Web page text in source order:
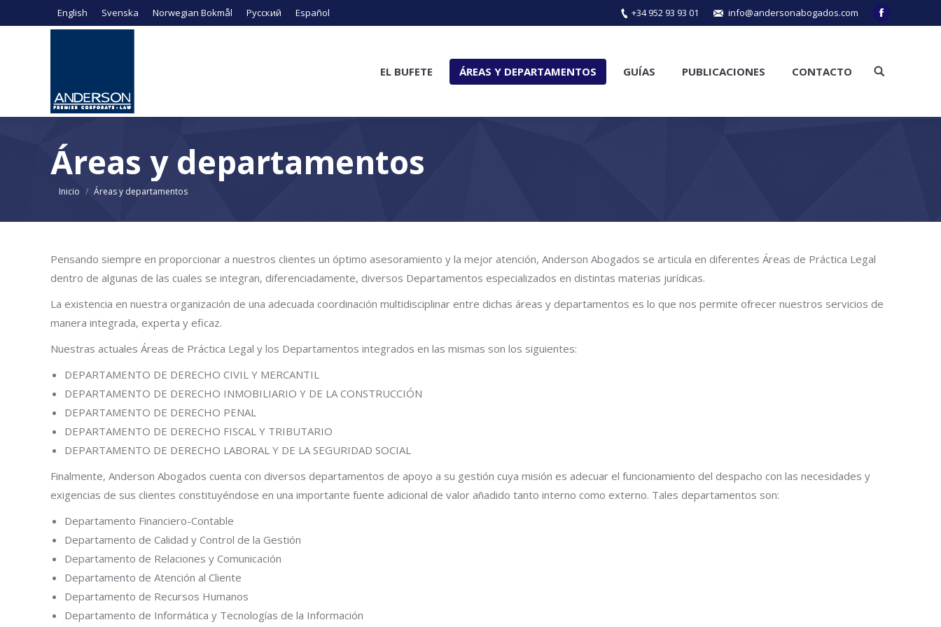
English Svenska Norwegian Bokmål Русский Español +34 952 93 93 01 info@andersonabogados.com Facebook
EL BUFETE ÁREAS Y DEPARTAMENTOS GUÍAS PUBLICACIONES CONTACTO Buscar:
Áreas y departamentos
Estás aquí:
Inicio Áreas y departamentos
Pensando siempre en proporcionar a nuestros clientes un óptimo asesoramiento y la mejor atención, Anderson Abogados se articula en diferentes Áreas de Práctica Legal
dentro de algunas de las cuales se integran, diferenciadamente, diversos Departamentos especializados en distintas materias jurídicas.
La existencia en nuestra organización de una adecuada coordinación multidisciplinar entre dichas áreas y departamentos es lo que nos permite ofrecer nuestros servicios de
manera integrada, experta y eficaz.
Nuestras actuales Áreas de Práctica Legal y los Departamentos integrados en las mismas son los siguientes:
DEPARTAMENTO DE DERECHO CIVIL Y MERCANTIL
DEPARTAMENTO DE DERECHO INMOBILIARIO Y DE LA CONSTRUCCIÓN
DEPARTAMENTO DE DERECHO PENAL
DEPARTAMENTO DE DERECHO FISCAL Y TRIBUTARIO
DEPARTAMENTO DE DERECHO LABORAL Y DE LA SEGURIDAD SOCIAL
Finalmente, Anderson Abogados cuenta con diversos departamentos de apoyo a su gestión cuya misión es adecuar el funcionamiento del despacho con las necesidades y
exigencias de sus clientes constituyéndose en una importante fuente adicional de valor añadido tanto interno como externo. Tales departamentos son:
Departamento Financiero-Contable
Departamento de Calidad y Control de la Gestión
Departamento de Relaciones y Comunicación
Departamento de Atención al Cliente
Departamento de Recursos Humanos
Departamento de Informática y Tecnologías de la Información